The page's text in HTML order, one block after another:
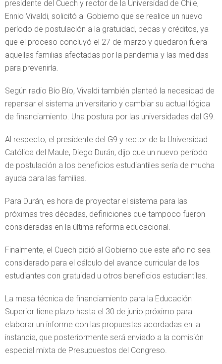
presidente del Cuech y rector de la Universidad de Chile,
Ennio Vivaldi, solicitó al Gobierno que se realice un nuevo
período de postulación a la gratuidad, becas y créditos, ya
que el proceso concluyó el 27 de marzo y quedaron fuera
aquellas familias afectadas por la pandemia y las medidas
para prevenirla.
Según radio Bío Bío, Vivaldi también planteó la necesidad de
repensar el sistema universitario y cambiar su actual lógica
de financiamiento. Una postura por las universidades del G9.
Al respecto, el presidente del G9 y rector de la Universidad
Católica del Maule, Diego Durán, dijo que un nuevo período
de postulación a los beneficios estudiantiles sería de mucha
ayuda para las familias.
Para Durán, es hora de proyectar el sistema para las
próximas tres décadas, definiciones que tampoco fueron
consideradas en la última reforma educacional.
Finalmente, el Cuech pidió al Gobierno que este año no sea
considerado para el cálculo del avance curricular de los
estudiantes con gratuidad u otros beneficios estudiantiles.
La mesa técnica de financiamiento para la Educación
Superior tiene plazo hasta el 30 de junio próximo para
elaborar un informe con las propuestas acordadas en la
instancia, que posteriormente será enviado a la comisión
especial mixta de Presupuestos del Congreso.